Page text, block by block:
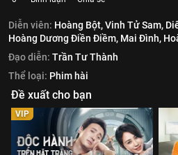
Diễn viên: Hoàng Bột,Vinh Tử Sam,
Hoàng Dương Điền Điềm, Mai Đình,
Đạo diễn: Trần Tư Thành
Thể loại: Phim hài
Đề xuất cho bạn
VIP